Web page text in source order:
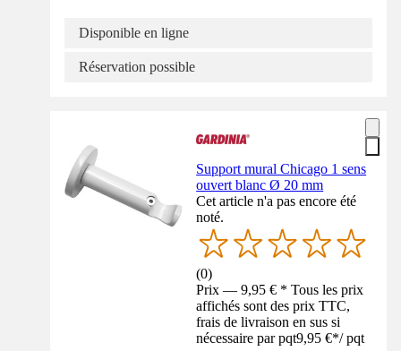
Disponible en ligne
Réservation possible
Support mural Chicago 1 sens
ouvert blanc Ø 20 mm
Cet article n'a pas encore été
noté.
(0)
Prix — 9,95 € * Tous les prix
affichés sont des prix TTC,
frais de livraison en sus si
nécessaire par pqt9,95 €*/ pqt